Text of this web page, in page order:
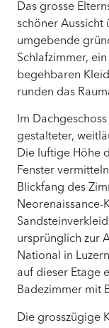
Das grosse
schöner Aussicht
umgebende
Schlafzimmer,
begehbaren
runden das
Im
gestalteter,
Die luftige Höhe
Fenster
Blickfang des
Neorenaissance-
ursprünglich zur
National in
auf dieser Etage
Badezimmer mit
Die grosszügige